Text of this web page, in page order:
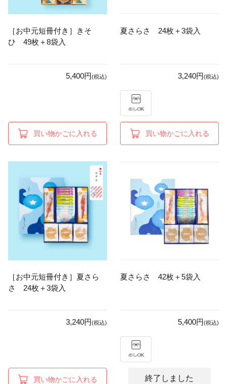
［お中元短冊付き］きそ
ひ 49枚＋8袋入
5,400円(税込)
買い物かごに入れる
夏さらさ 24枚＋3袋入
3,240円(税込)
買い物かごに入れる
［お中元短冊付き］夏さら
さ 24枚＋3袋入
3,240円(税込)
買い物かごに入れる
夏さらさ 42枚＋5袋入
5,400円(税込)
終了しました